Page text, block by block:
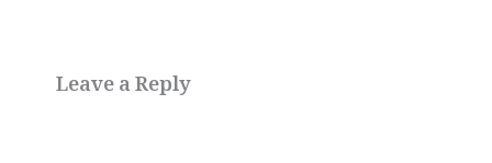
Leave a Reply